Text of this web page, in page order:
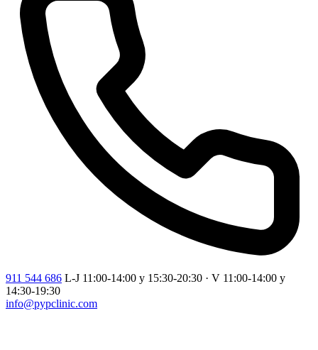
911 544 686 L-J 11:00-14:00 y 15:30-20:30 · V 11:00-14:00 y
14:30-19:30
info@pypclinic.com